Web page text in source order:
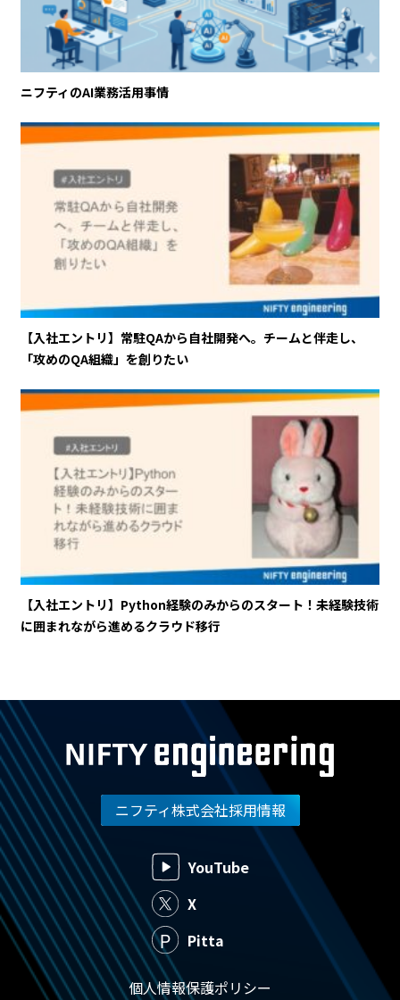
ニフティのAI業務活用事情
【入社エントリ】常駐QAから自社開発へ。チームと伴走し、
「攻めのQA組織」を創りたい
【入社エントリ】Python経験のみからのスタート！未経験技術
に囲まれながら進めるクラウド移行
ニフティ株式会社採用情報
YouTube
X
Pitta
個人情報保護ポリシー